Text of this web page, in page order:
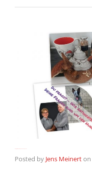
Posted by Jens Meinerton